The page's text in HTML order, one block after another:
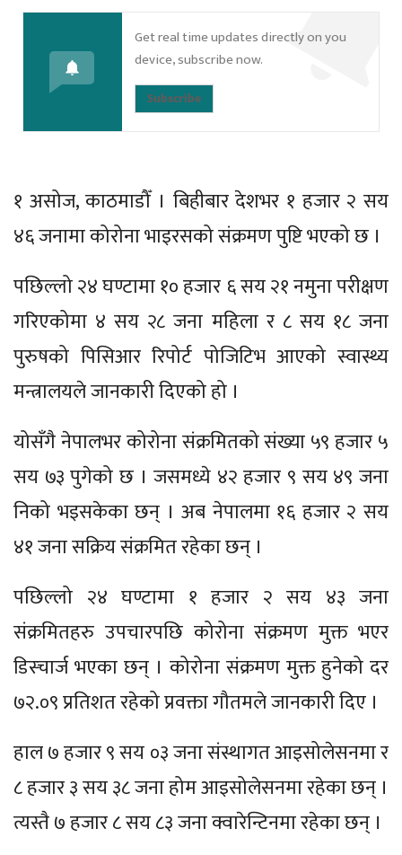
Get real time updates directly on you
device, subscribe now.
Subscribe
१ असोज, काठमाडौँ । बिहीबार देशभर १ हजार २ सय
४६ जनामा कोरोना भाइरसको संक्रमण पुष्टि भएको छ ।
पछिल्लो २४ घण्टामा १० हजार ६ सय २१ नमुना परीक्षण
गरिएकोमा ४ सय २८ जना महिला र ८ सय १८ जना
पुरुषको पिसिआर रिपोर्ट पोजिटिभ आएको स्वास्थ्य
मन्त्रालयले जानकारी दिएको हो ।
योसँगै नेपालभर कोरोना संक्रमितको संख्या ५९ हजार ५
सय ७३ पुगेको छ । जसमध्ये ४२ हजार ९ सय ४९ जना
निको भइसकेका छन् । अब नेपालमा १६ हजार २ सय
४१ जना सक्रिय संक्रमित रहेका छन् ।
पछिल्लो २४ घण्टामा १ हजार २ सय ४३ जना
संक्रमितहरु उपचारपछि कोरोना संक्रमण मुक्त भएर
डिस्चार्ज भएका छन् । कोरोना संक्रमण मुक्त हुनेको दर
७२.०९ प्रतिशत रहेको प्रवक्ता गौतमले जानकारी दिए ।
हाल ७ हजार ९ सय ०३ जना संस्थागत आइसोलेसनमा र
८ हजार ३ सय ३८ जना होम आइसोलेसनमा रहेका छन् ।
त्यस्तै ७ हजार ८ सय ८३ जना क्वारेन्टिनमा रहेका छन् ।